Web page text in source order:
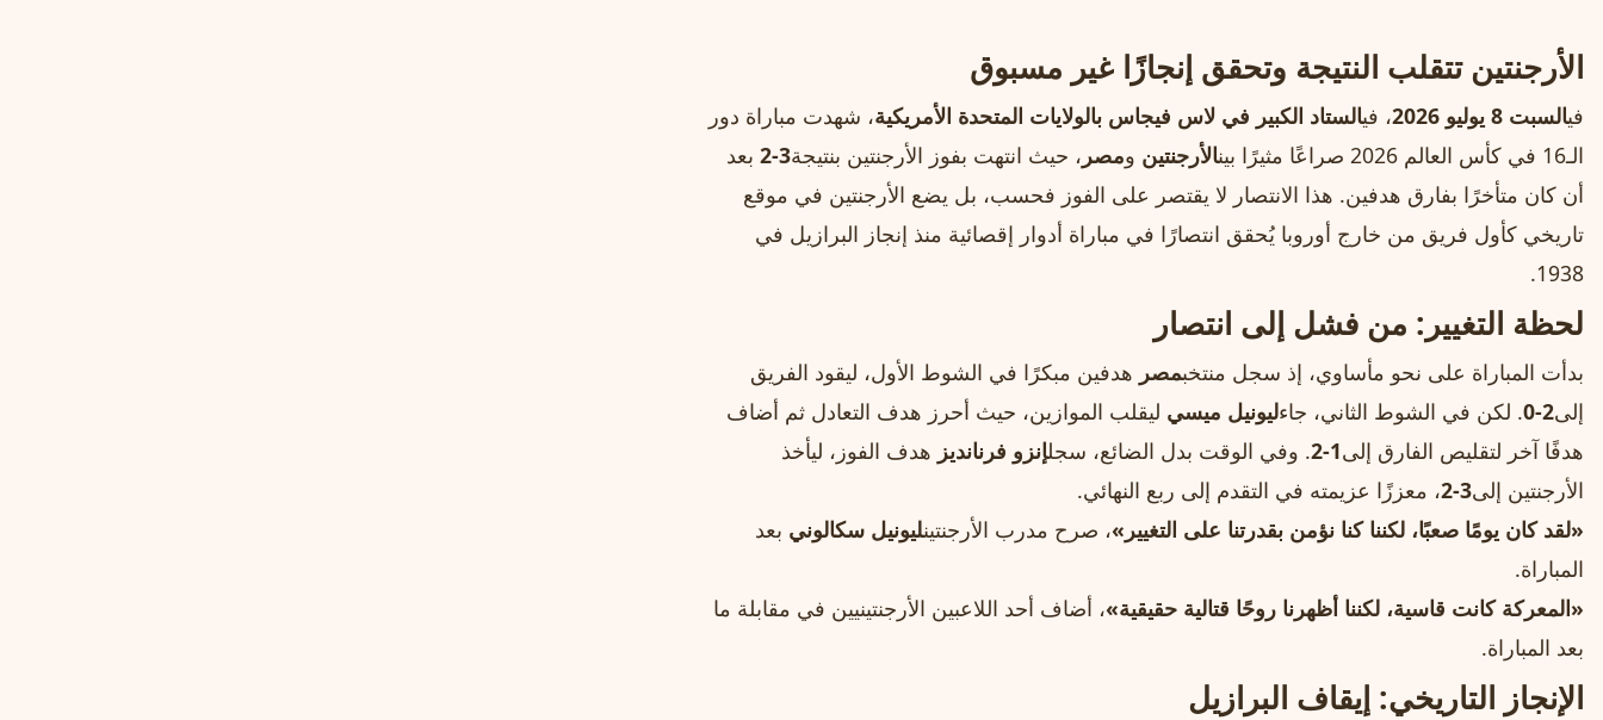
الأرجنتين تتقلب النتيجة وتحقق إنجازًا غير مسبوق
فيالسبت 8 يوليو 2026 ، فيالستاد الكبير في لاس فيجاس بالولايات المتحدة الأمريكية، شهدت مباراة دور
الـ16 في كأس العالم 2026 صراعًا مثيرًا بين
الأرجنتين ومصر ، حيث انتهت بفوز الأرجنتين بنتيجة3-2
بعد
أن كان متأخرًا بفارق هدفين. هذا الانتصار لا يقتصر على الفوز فحسب، بل يضع الأرجنتين في موقع
تاريخي كأول فريق من خارج أوروبا يُحقق انتصارًا في مباراة أدوار إقصائية منذ إنجاز البرازيل في
1938.
لحظة التغيير: من فشل إلى انتصار
بدأت المباراة على نحو مأساوي، إذ سجل منتخبمصر هدفين مبكرًا في الشوط الأول، ليقود الفريق
إلى2-0 . لكن في الشوط الثاني، جاءليونيل ميسي ليقلب الموازين، حيث أحرز هدف التعادل ثم أضاف
هدفًا آخر لتقليص الفارق إلى1-2 . وفي الوقت بدل الضائع، سجلإنزو فرنانديز هدف الفوز، ليأخذ
الأرجنتين إلى3-2
، معززًا عزيمته في التقدم إلى ربع النهائي.
«لقد كان يومًا صعبًا، لكننا كنا نؤمن بقدرتنا على التغيير»، صرح مدرب الأرجنتينليونيل سكالوني بعد
المباراة.
«المعركة كانت قاسية، لكننا أظهرنا روحًا قتالية حقيقية»، أضاف أحد اللاعبين الأرجنتينيين في مقابلة ما
بعد المباراة.
الإنجاز التاريخي: إيقاف البرازيل